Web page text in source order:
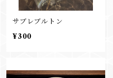
サブレブルトン
¥300